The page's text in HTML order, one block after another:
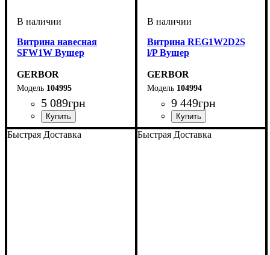
Витрина навесная
SFW1W Вушер
GERBOR
104995
5 089грн
Витрина REG1W2D2S
l/P Вушер
GERBOR
104994
9 449грн
Быстрая Доставка Быстрая Доставка